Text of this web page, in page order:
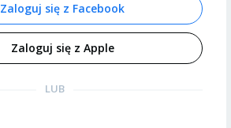
Zaloguj się z Facebook
Zaloguj się z Apple
LUB